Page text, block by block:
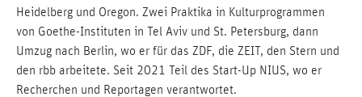
Heidelberg und Oregon. Zwei Praktika in Kulturprogrammen
von Goethe-Instituten in Tel Aviv und St. Petersburg, dann
Umzug nach Berlin, wo er für das ZDF, die ZEIT, den Stern und
den rbb arbeitete. Seit 2021 Teil des Start-Up NIUS, wo er
Recherchen und Reportagen verantwortet.